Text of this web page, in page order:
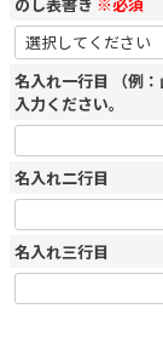
名入れ一行目 （例
入力ください。
名入れ二行目
名入れ三行目